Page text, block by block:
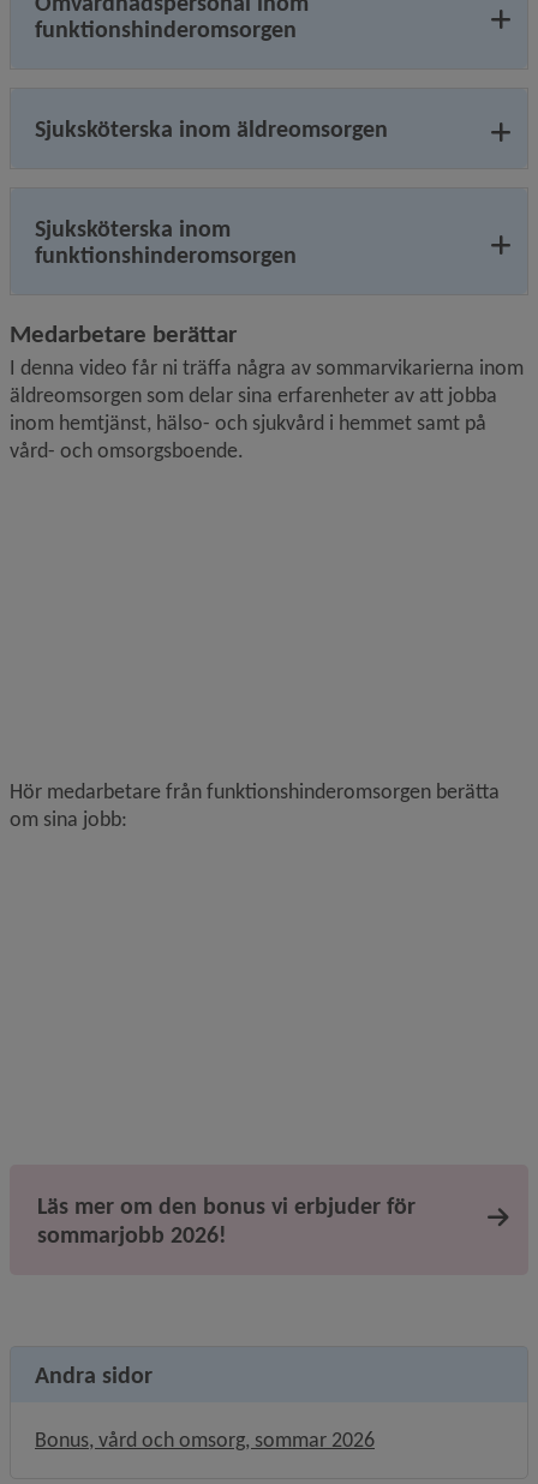
funktionshinderomsorgen
Sjuksköterska inom äldreomsorgen
Sjuksköterska inom
funktionshinderomsorgen
Medarbetare berättar
I denna video får ni träffa några av sommarvikarierna inom
äldreomsorgen som delar sina erfarenheter av att jobba
inom hemtjänst, hälso- och sjukvård i hemmet samt på
vård- och omsorgsboende.
Hör medarbetare från funktionshinderomsorgen berätta
om sina jobb:
Läs mer om den bonus vi erbjuder för
sommarjobb 2026!
Andra sidor
Bonus, vård och omsorg, sommar 2026